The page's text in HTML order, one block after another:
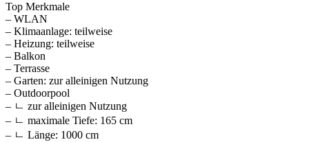
Top Merkmale
– WLAN
– Klimaanlage: teilweise
– Heizung: teilweise
– Balkon
– Terrasse
– Garten: zur alleinigen Nutzung
– Outdoorpool
– ㄴ zur alleinigen Nutzung
– ㄴ maximale Tiefe: 165 cm
– ㄴ Länge: 1000 cm